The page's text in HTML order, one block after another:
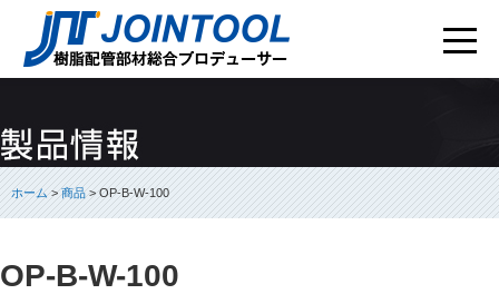
ホーム>商品> OP-B-W-100
OP-B-W-100